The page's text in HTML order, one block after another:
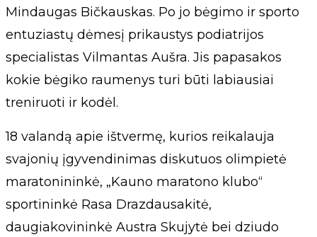
Mindaugas Bičkauskas. Po jo bėgimo ir sporto
entuziastų dėmesį prikaustys podiatrijos
specialistas Vilmantas Aušra. Jis papasakos
kokie bėgiko raumenys turi būti labiausiai
treniruoti ir kodėl.
18 valandą apie ištvermę, kurios reikalauja
svajonių įgyvendinimas diskutuos olimpietė
maratonininkė, „Kauno maratono klubo“
sportininkė Rasa Drazdausakitė,
daugiakovininkė Austra Skujytė bei dziudo